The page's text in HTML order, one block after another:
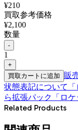
¥210
買取参考価格
¥2,100
数量
-
1
+
買取カートに追加
販
状態表記について
「
ら拡張パック「ロケ
Related Products